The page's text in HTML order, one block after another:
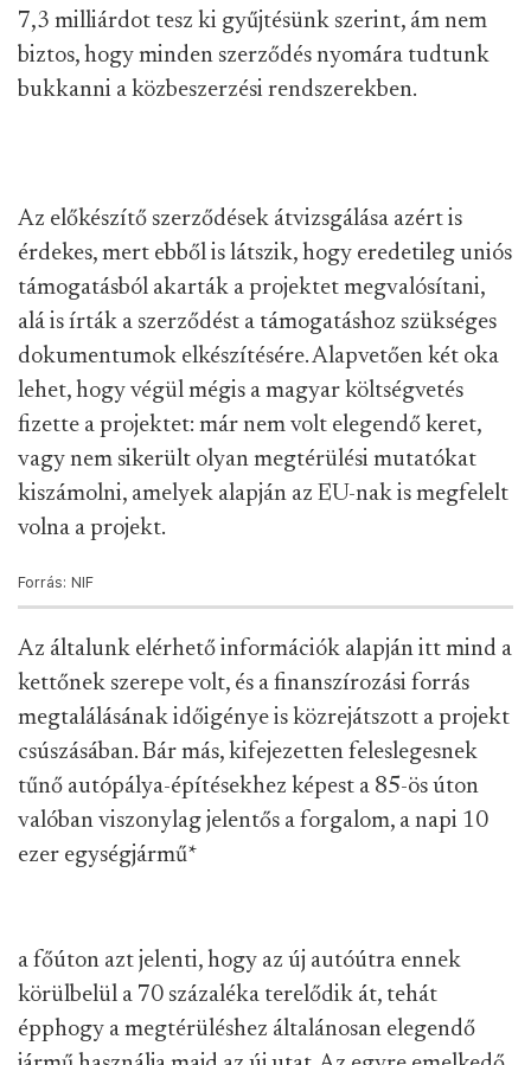
7,3 milliárdot tesz ki gyűjtésünk szerint, ám nem
biztos, hogy minden szerződés nyomára tudtunk
bukkanni a közbeszerzési rendszerekben.
Az előkészítő szerződések átvizsgálása azért is
érdekes, mert ebből is látszik, hogy eredetileg uniós
támogatásból akarták a projektet megvalósítani,
alá is írták a szerződést a támogatáshoz szükséges
dokumentumok elkészítésére. Alapvetően két oka
lehet, hogy végül mégis a magyar költségvetés
fizette a projektet: már nem volt elegendő keret,
vagy nem sikerült olyan megtérülési mutatókat
kiszámolni, amelyek alapján az EU-nak is megfelelt
volna a projekt.
Forrás: NIF
Az általunk elérhető információk alapján itt mind a
kettőnek szerepe volt, és a finanszírozási forrás
megtalálásának időigénye is közrejátszott a projekt
csúszásában. Bár más, kifejezetten feleslegesnek
tűnő autópálya-építésekhez képest a 85-ös úton
valóban viszonylag jelentős a forgalom, a napi 10
ezer egységjármű*
a főúton azt jelenti, hogy az új autóútra ennek
körülbelül a 70 százaléka terelődik át, tehát
épphogy a megtérüléshez általánosan elegendő